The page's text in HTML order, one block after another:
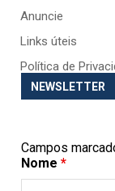
Anuncie
Links úteis
Política de
NEWSLETTER
Campos
Nome *